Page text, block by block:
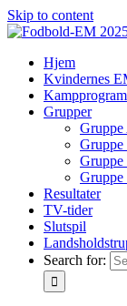
Skip to content
Hjem
Kvindernes
Kampprogram
Grupper
Gruppe
Gruppe
Gruppe
Gruppe
Resultater
TV-tider
Slutspil
Search for: